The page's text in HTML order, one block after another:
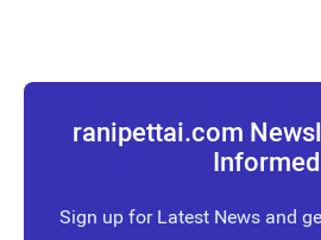
ranipettai.com
Informed
Sign up for Latest News and